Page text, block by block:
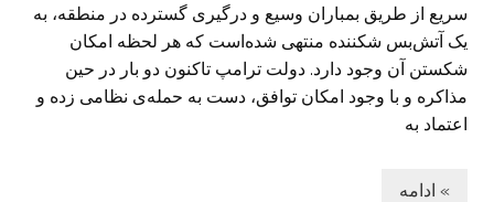
سریع از طریق بمباران وسیع و درگیری گسترده در منطقه، به
یک آتش‌بس شکننده منتهی شده‌است که هر لحظه امکان
شکستن آن وجود دارد. دولت ترامپ تاکنون دو بار در حین
مذاکره و با وجود امکان توافق، دست به حمله‌ی نظامی زده و
اعتماد به
» ادامه